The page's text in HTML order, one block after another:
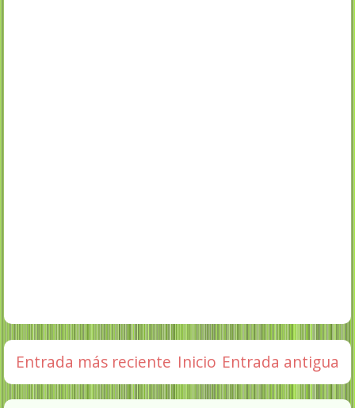
Entrada más reciente Entrada antigua
Inicio